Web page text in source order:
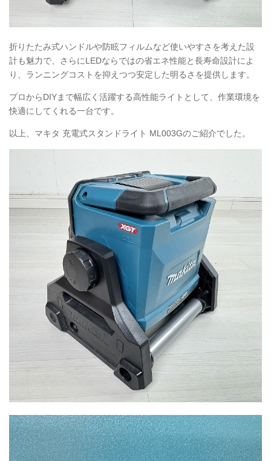
折りたたみ式ハンドルや防眩フィルムなど使いやすさを考えた設
計も魅力で、さらにLEDならではの省エネ性能と長寿命設計によ
り、ランニングコストを抑えつつ安定した明るさを提供します。
プロからDIYまで幅広く活躍する高性能ライトとして、作業環境を
快適にしてくれる一台です。
以上、マキタ 充電式スタンドライト ML003Gのご紹介でした。